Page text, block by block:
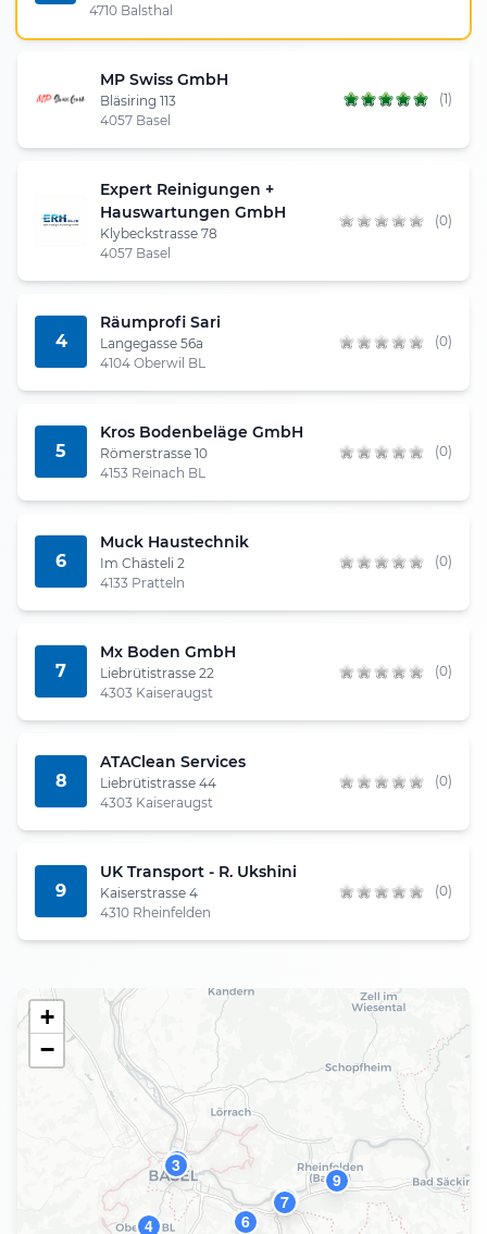
4710 Balsthal
MP Swiss GmbH
Bläsiring 113
4057 Basel
(1)
Expert Reinigungen +
Hauswartungen GmbH
Klybeckstrasse 78
4057 Basel
(0)
4
Räumprofi Sari
Langegasse 56a
4104 Oberwil BL
(0)
5
Kros Bodenbeläge GmbH
Römerstrasse 10
4153 Reinach BL
(0)
6
Muck Haustechnik
Im Chästeli 2
4133 Pratteln
(0)
7
Mx Boden GmbH
Liebrütistrasse 22
4303 Kaiseraugst
(0)
8
ATAClean Services
Liebrütistrasse 44
4303 Kaiseraugst
(0)
9
UK Transport - R. Ukshini
Kaiserstrasse 4
4310 Rheinfelden
(0)
2
3
4 6
7
8
9
+
−